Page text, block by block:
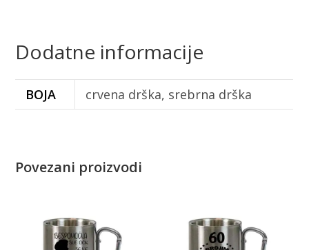
Dodatne informacije
BOJA crvena drška, srebrna drška
Povezani proizvodi